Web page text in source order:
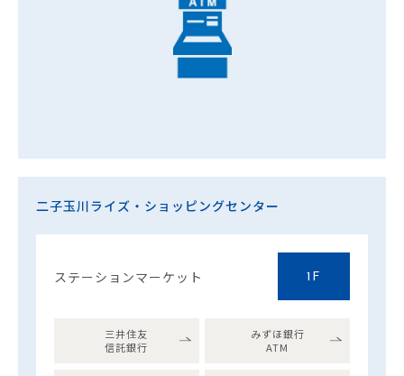
二子玉川ライズ・ショッピングセンター
ステーションマーケット 1F
三井住友
信託銀行
みずほ銀行
ATM